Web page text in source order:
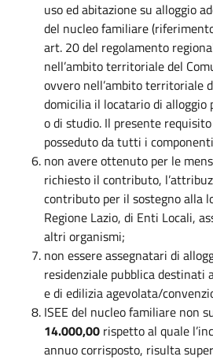
uso ed abitazione su alloggio
del nucleo familiare
art. 20 del regolamento
nell’ambito territoriale del
ovvero nell’ambito territoriale
domicilia il locatario di alloggio
o di studio. Il presente
posseduto da tutti i
non avere ottenuto per le
richiesto il contributo,
contributo per il sostegno alla
Regione Lazio, di Enti Locali,
altri organismi;
non essere assegnatari di
residenziale pubblica destinati
e di edilizia agevolata/
ISEE del nucleo familiare non
14.000,00 rispetto al quale
annuo corrisposto, risulta